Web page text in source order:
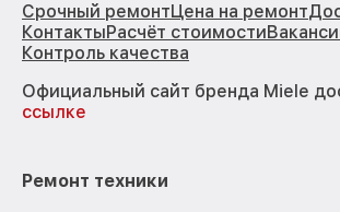
Срочный ремонтЦена на ремонт
КонтактыРасчёт стоимости
Контроль качества
Официальный сайт бренда Miele
ссылке
Ремонт техники